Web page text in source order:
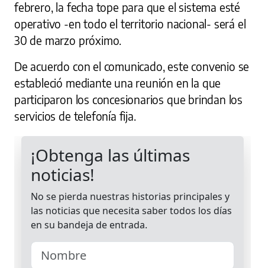
febrero, la fecha tope para que el sistema esté
operativo -en todo el territorio nacional- será el
30 de marzo próximo.
De acuerdo con el comunicado, este convenio se
estableció mediante una reunión en la que
participaron los concesionarios que brindan los
servicios de telefonía fija.